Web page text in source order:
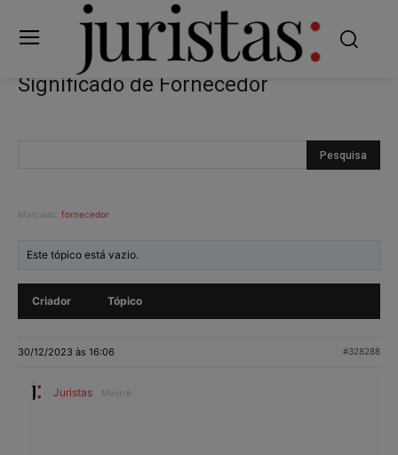
Significado de Fornecedor
Marcado: fornecedor
Este tópico está vazio.
Criador Tópico
30/12/2023 às 16:06 #328288
Juristas Mestre